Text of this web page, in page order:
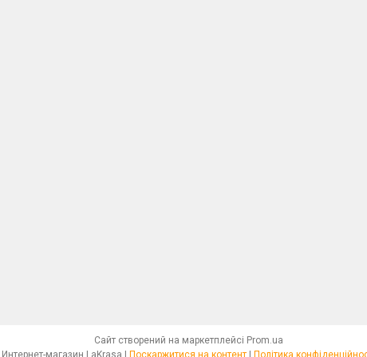
Сайт створений на маркетплейсі Prom.ua
Интернет-магазин LaKrasa | Поскаржитися на контент | Політика